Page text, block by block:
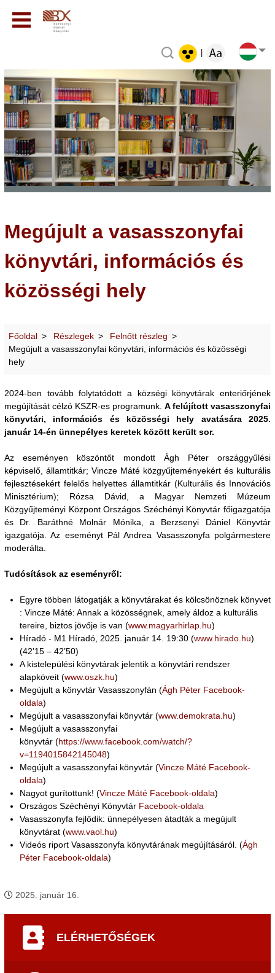
Megújult a vasasszonyfai
könyvtári, információs és
közösségi hely
Főoldal Részlegek
Felnőtt részleg
Megújult a vasasszonyfai könyvtári, információs és közösségi
hely
2024-ben tovább folytatódott a községi könyvtárak enteriőrjének
megújítását célzó KSZR-es programunk. A felújított vasasszonyfai
könyvtári, információs és közösségi hely avatására 2025.
január 14-én ünnepélyes keretek között került sor.
Az eseményen köszöntőt mondott Ágh Péter országgyűlési
képviselő, államtitkár; Vincze Máté közgyűjteményekért és kulturális
fejlesztésekért felelős helyettes államtitkár (Kulturális és Innovációs
Minisztérium); Rózsa Dávid, a Magyar Nemzeti Múzeum
Közgyűjteményi Központ Országos Széchényi Könyvtár főigazgatója
és Dr. Baráthné Molnár Mónika, a Berzsenyi Dániel Könyvtár
igazgatója. Az eseményt Pál Andrea Vasasszonyfa polgármestere
moderálta.
Tudósítások az eseményről:
Egyre többen látogatják a könyvtárakat és kölcsönöznek könyvet
: Vincze Máté: Annak a közösségnek, amely áldoz a kulturális
tereire, biztos jövője is van (www.magyarhirlap.hu)
Híradó - M1 Híradó, 2025. január 14. 19:30 (www.hirado.hu)
(42’15 – 42’50)
A kistelepülési könyvtárak jelentik a könyvtári rendszer
alapköveit (www.oszk.hu)
Megújult a könyvtár Vasasszonyfán (Ágh Péter Facebook-
oldala)
Megújult a vasasszonyfai könyvtár (www.demokrata.hu)
Megújult a vasasszonyfai
könyvtár (https://www.facebook.com/watch/?
v=1194015842145048)
Megújult a vasasszonyfai könyvtár (Vincze Máté Facebook-
oldala)
Nagyot gurítottunk! (Vincze Máté Facebook-oldala)
Országos Széchényi Könyvtár Facebook-oldala
Vasasszonyfa fejlődik: ünnepélyesen átadták a megújult
könyvtárat (www.vaol.hu)
Videós riport Vasasszonyfa könyvtárának megújításáról. (Ágh
Péter Facebook-oldala)
2025. január 16.
ELÉRHETŐSÉGEK